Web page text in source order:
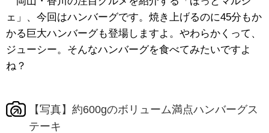
ェ」、今回はハンバーグです。焼き上げるのに45分もか
かる巨大ハンバーグも登場しますよ。やわらかくって、
ジューシー。そんなハンバーグを食べてみたいですよ
ね？
【写真】約600gのボリューム満点ハンバーグス
テーキ